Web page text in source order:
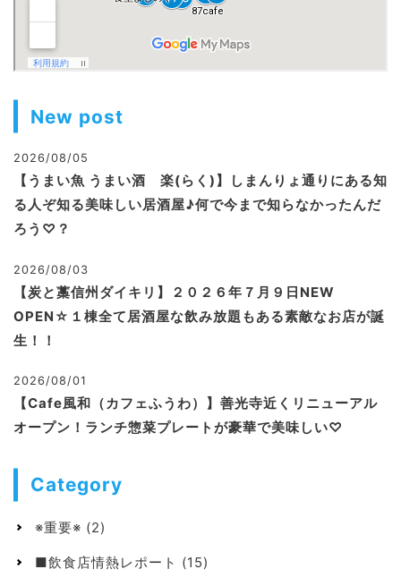
New post
2026/08/05
【うまい魚 うまい酒 楽(らく)】しまんりょ通りにある知
る人ぞ知る美味しい居酒屋♪何で今まで知らなかったんだ
ろう♡？
2026/08/03
【炭と藁信州ダイキリ】２０２６年７月９日NEW
OPEN☆１棟全て居酒屋な飲み放題もある素敵なお店が誕
生！！
2026/08/01
【Cafe風和（カフェふうわ）】善光寺近くリニューアル
オープン！ランチ惣菜プレートが豪華で美味しい♡
Category
※重要※ (2)
■飲食店情熱レポート (15)